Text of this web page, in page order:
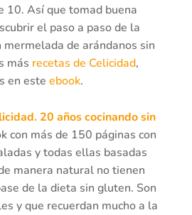
10. Así que tomad buena
el paso a paso de la
de arándanos sin
más recetas de Celicidad,
en este ebook.
20 años cocinando sin
con más de 150 páginas con
y todas ellas basadas
manera natural no tienen
de la dieta sin gluten. Son
y que recuerdan mucho a la